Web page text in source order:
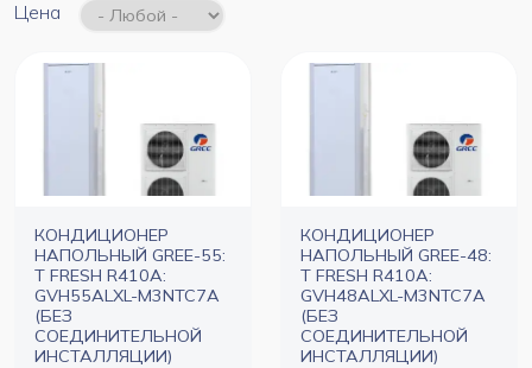
Цена
КОНДИЦИОНЕР
НАПОЛЬНЫЙ GREE-55:
T FRESH R410A:
GVH55ALXL-M3NTC7A
(БЕЗ
СОЕДИНИТЕЛЬНОЙ
ИНСТАЛЛЯЦИИ)
КОНДИЦИОНЕР
НАПОЛЬНЫЙ GREE-48:
T FRESH R410A:
GVH48ALXL-M3NTC7A
(БЕЗ
СОЕДИНИТЕЛЬНОЙ
ИНСТАЛЛЯЦИИ)